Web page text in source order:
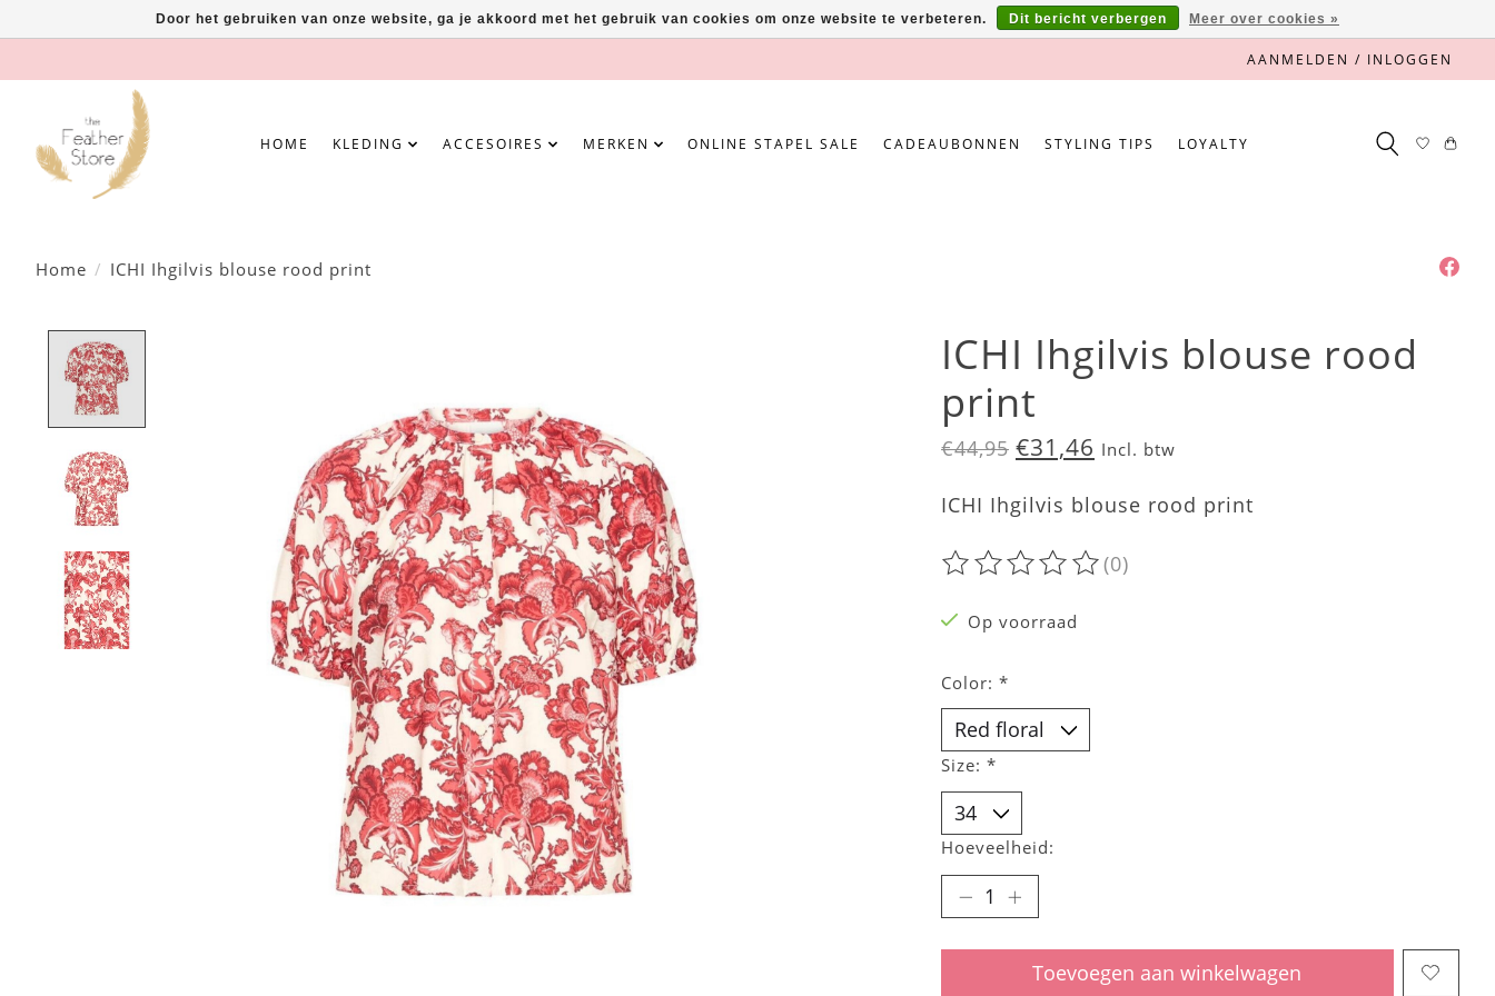
AANMELDEN / INLOGGEN
HOME KLEDING ACCESOIRES MERKEN ONLINE STAPEL SALE CADEAUBONNEN STYLING TIPS LOYALTY
Home / ICHI Ihgilvis blouse rood print
ICHI Ihgilvis blouse rood
print
€44,95 €31,46 Incl. btw
ICHI Ihgilvis blouse rood print
De beoordeling van dit product is
(0)
Op voorraad
Color: *
Size: *
Hoeveelheid:
Toevoegen aan winkelwagen
Door het gebruiken van onze website, ga je akkoord met het gebruik van cookies om onze website te verbeteren. Dit bericht verbergen Meer over cookies »